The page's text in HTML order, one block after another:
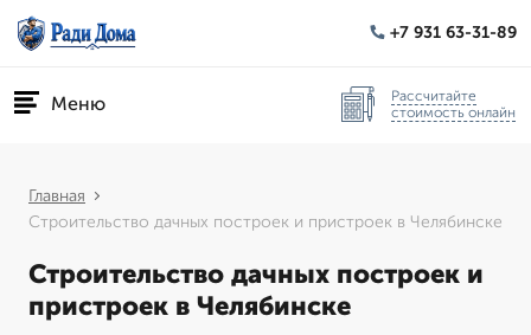
+7 931 63-31-89
Меню
Рассчитайте
стоимость онлайн
Главная
Строительство дачных построек и пристроек в Челябинске
Строительство дачных построек и
пристроек в Челябинске